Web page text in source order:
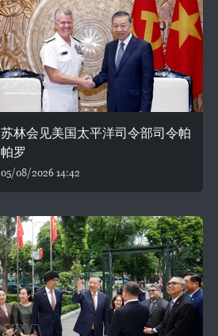
苏林会见美国太平洋司令部司令帕
帕罗
05/08/2026 14:42